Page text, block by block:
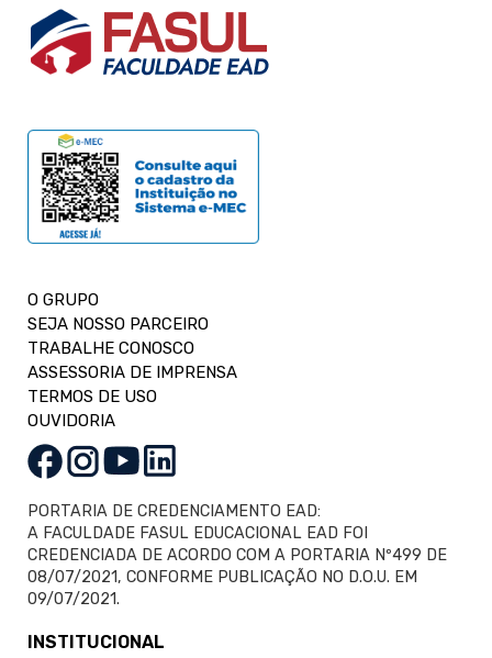
O GRUPO
SEJA NOSSO PARCEIRO
TRABALHE CONOSCO
ASSESSORIA DE IMPRENSA
TERMOS DE USO
OUVIDORIA
PORTARIA DE CREDENCIAMENTO EAD:
A FACULDADE FASUL EDUCACIONAL EAD FOI
CREDENCIADA DE ACORDO COM A PORTARIA Nº499 DE
08/07/2021, CONFORME PUBLICAÇÃO NO D.O.U. EM
09/07/2021.
INSTITUCIONAL